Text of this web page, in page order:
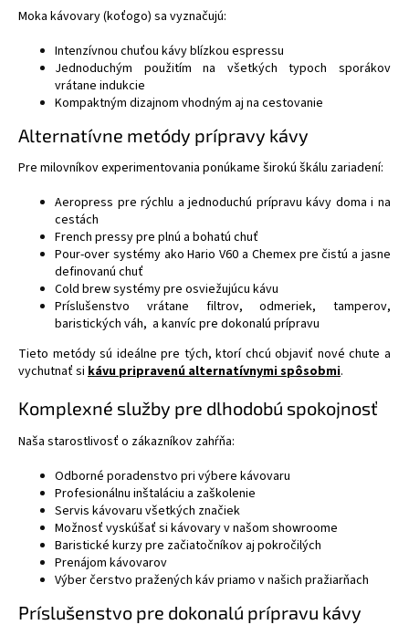
Moka kávovary (koťogo) sa vyznačujú:
Intenzívnou chuťou kávy blízkou espressu
Jednoduchým použitím na všetkých typoch sporákov
vrátane indukcie
Kompaktným dizajnom vhodným aj na cestovanie
Alternatívne metódy prípravy kávy
Pre milovníkov experimentovania ponúkame širokú škálu zariadení:
Aeropress pre rýchlu a jednoduchú prípravu kávy doma i na
cestách
French pressy pre plnú a bohatú chuť
Pour-over systémy ako Hario V60 a Chemex pre čistú a jasne
definovanú chuť
Cold brew systémy pre osviežujúcu kávu
Príslušenstvo vrátane filtrov, odmeriek, tamperov,
baristických váh, a kanvíc pre dokonalú prípravu
Tieto metódy sú ideálne pre tých, ktorí chcú objaviť nové chute a
vychutnať si kávu pripravenú alternatívnymi spôsobmi.
Komplexné služby pre dlhodobú spokojnosť
Naša starostlivosť o zákazníkov zahŕňa:
Odborné poradenstvo pri výbere kávovaru
Profesionálnu inštaláciu a zaškolenie
Servis kávovaru všetkých značiek
Možnosť vyskúšať si kávovary v našom showroome
Baristické kurzy pre začiatočníkov aj pokročilých
Prenájom kávovarov
Výber čerstvo pražených káv priamo v našich pražiarňach
Príslušenstvo pre dokonalú prípravu kávy